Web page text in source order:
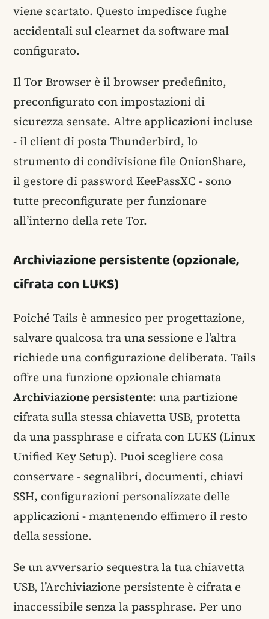
viene scartato. Questo impedisce fughe
accidentali sul clearnet da software mal
configurato.
Il Tor Browser è il browser predefinito,
preconfigurato con impostazioni di
sicurezza sensate. Altre applicazioni incluse
- il client di posta Thunderbird, lo
strumento di condivisione file OnionShare,
il gestore di password KeePassXC - sono
tutte preconfigurate per funzionare
all’interno della rete Tor.
Archiviazione persistente (opzionale,
cifrata con LUKS)
Poiché Tails è amnesico per progettazione,
salvare qualcosa tra una sessione e l’altra
richiede una configurazione deliberata. Tails
offre una funzione opzionale chiamata
Archiviazione persistente: una partizione
cifrata sulla stessa chiavetta USB, protetta
da una passphrase e cifrata con LUKS (Linux
Unified Key Setup). Puoi scegliere cosa
conservare - segnalibri, documenti, chiavi
SSH, configurazioni personalizzate delle
applicazioni - mantenendo effimero il resto
della sessione.
Se un avversario sequestra la tua chiavetta
USB, l’Archiviazione persistente è cifrata e
inaccessibile senza la passphrase. Per uno